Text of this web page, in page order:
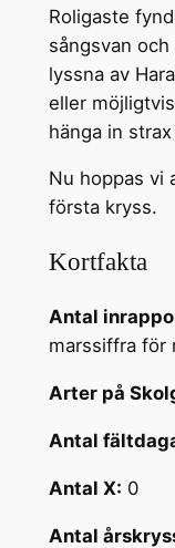
Roligaste
sångsvan
lyssna av
eller
hänga in
Nu hoppas vi
första kryss.
Kortfakta
Antal
marssiffra för
Arter på
Antal
Antal X: 0
Antal